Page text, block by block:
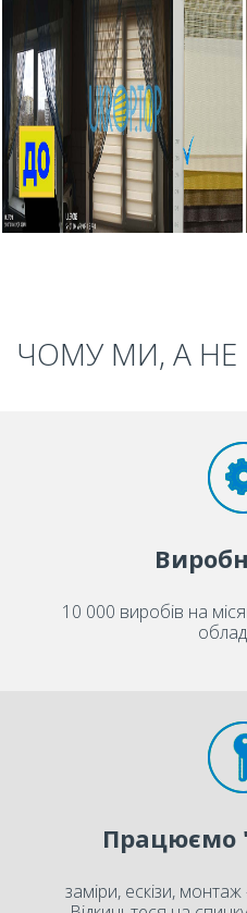
ЧОМУ МИ, А НЕ
10 000 виробів на
Працюємо
заміри, ескізи,